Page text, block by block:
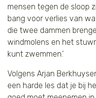
mensen tegen de sloop
bang voor verlies van
die twee dammen
windmolens en het
kunt zwemmen.’
Volgens Arjan
een harde les dat je bij